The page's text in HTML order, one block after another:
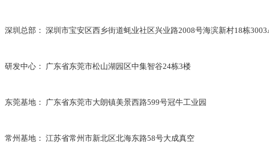
深圳总部： 深圳市宝安区西乡街道蚝业社区兴业路2008号海滨新村18栋
研发中心： 广东省东莞市松山湖园区中集智谷24栋3楼
东莞基地： 广东省东莞市大朗镇美景西路599号冠牛工业园
常州基地： 江苏省常州市新北区北海东路58号大成真空